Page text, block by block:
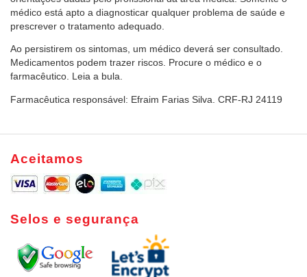
médico está apto a diagnosticar qualquer problema de saúde e
prescrever o tratamento adequado.
Ao persistirem os sintomas, um médico deverá ser consultado.
Medicamentos podem trazer riscos. Procure o médico e o
farmacêutico. Leia a bula.
Farmacêutica responsável: Efraim Farias Silva. CRF-RJ 24119
Aceitamos
Selos e segurança